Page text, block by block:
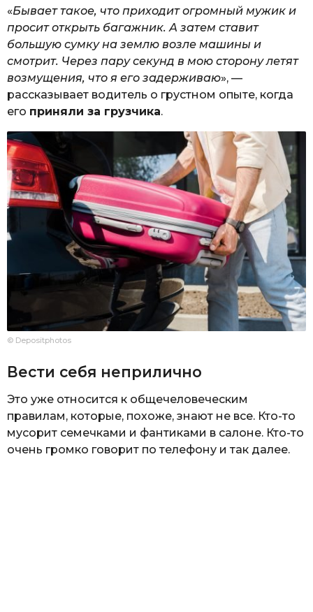
«Бывает такое, что приходит огромный мужик и
просит открыть багажник. А затем ставит
большую сумку на землю возле машины и
смотрит. Через пару секунд в мою сторону летят
возмущения, что я его задерживаю», —
рассказывает водитель о грустном опыте, когда
его приняли за грузчика.
© Depositphotos
Вести себя неприлично
Это уже относится к общечеловеческим
правилам, которые, похоже, знают не все. Кто-то
мусорит семечками и фантиками в салоне. Кто-то
очень громко говорит по телефону и так далее.